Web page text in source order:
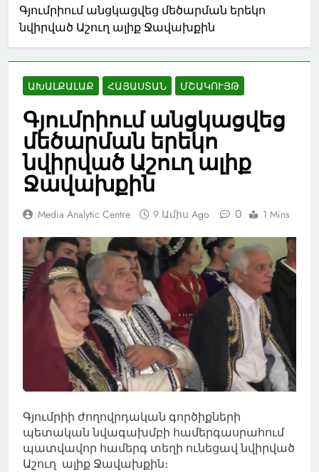
Գյումրիում անցկացվեց մեծարման երեկո
նվիրված Աշուղ ալիք Ջավախքին
ԱԽԱԼՔԱԼԱՔ ՀԱՅԱՍՏԱՆ ՄՇԱԿՈՒՅԹ
Գյումրիում անցկացվեց
մեծարման երեկո
նվիրված Աշուղ ալիք
Ջավախքին
Media Analytic Centre 9 Ամիս Ago 0 1 Mins
Գյումրիի ժողովրդական գործիքների
պետական նվագախմբի համերգասրահում
պատվավոր համերգ տեղի ունեցավ նվիրված
Աշուղ ալիք Ջավախքին։